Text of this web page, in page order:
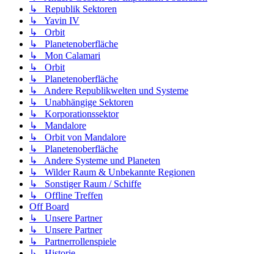
↳ Republik Sektoren
↳ Yavin IV
↳ Orbit
↳ Planetenoberfläche
↳ Mon Calamari
↳ Orbit
↳ Planetenoberfläche
↳ Andere Republikwelten und Systeme
↳ Unabhängige Sektoren
↳ Korporationssektor
↳ Mandalore
↳ Orbit von Mandalore
↳ Planetenoberfläche
↳ Andere Systeme und Planeten
↳ Wilder Raum & Unbekannte Regionen
↳ Sonstiger Raum / Schiffe
↳ Offline Treffen
Off Board
↳ Unsere Partner
↳ Unsere Partner
↳ Partnerrollenspiele